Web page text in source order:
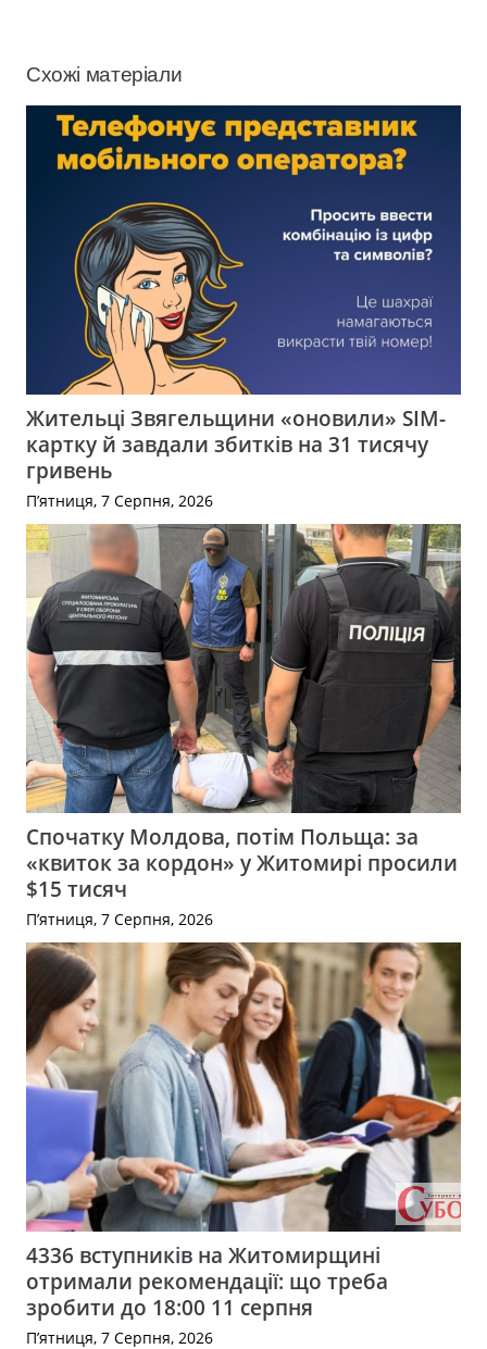
Схожі матеріали
Жительці Звягельщини «оновили» SIM-
картку й завдали збитків на 31 тисячу
гривень
П’ятниця, 7 Серпня, 2026
Спочатку Молдова, потім Польща: за
«квиток за кордон» у Житомирі просили
$15 тисяч
П’ятниця, 7 Серпня, 2026
4336 вступників на Житомирщині
отримали рекомендації: що треба
зробити до 18:00 11 серпня
П’ятниця, 7 Серпня, 2026